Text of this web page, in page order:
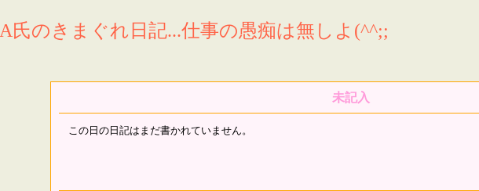
A氏のきまぐれ日記...仕事の愚痴は無しよ(^^;;
未記入
この日の日記はまだ書かれていません。